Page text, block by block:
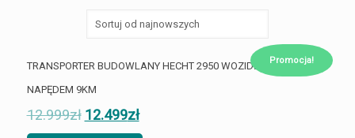
Promocja!
TRANSPORTER BUDOWLANY HECHT 2950 WOZIDŁO 500kg Z
NAPĘDEM 9KM
12.999zł 12.499zł